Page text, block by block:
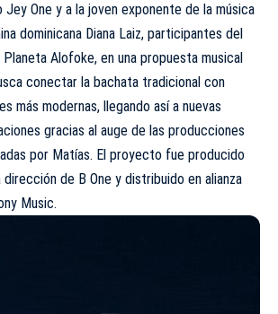
Jey One y a la joven exponente de la música
dominicana Diana Laiz, participantes del
Alofoke, en una propuesta musical
conectar la bachata tradicional con
más modernas, llegando así a nuevas
gracias al auge de las producciones
por Matías. El proyecto fue producido
dirección de B One y distribuido en alianza
Music.